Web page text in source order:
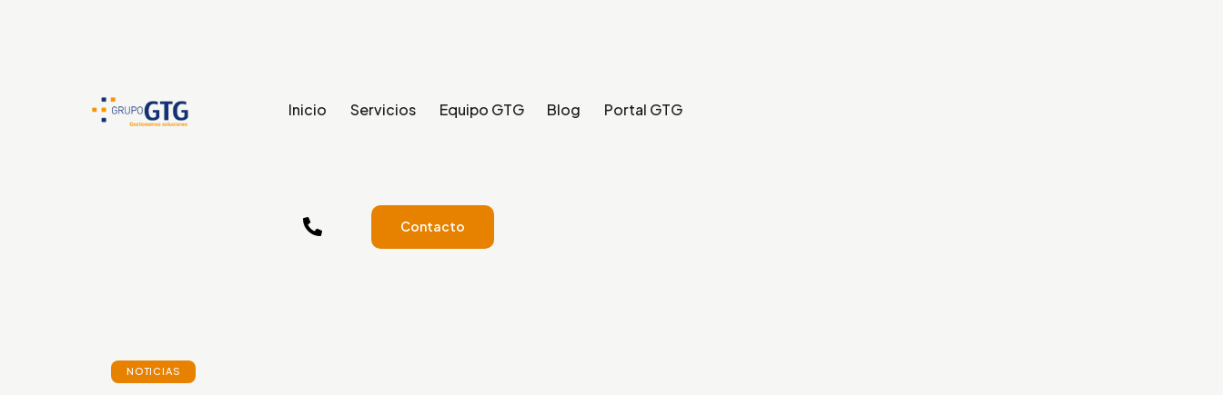
Inicio Servicios Equipo GTG Blog Portal GTG
Contacto
NOTICIAS